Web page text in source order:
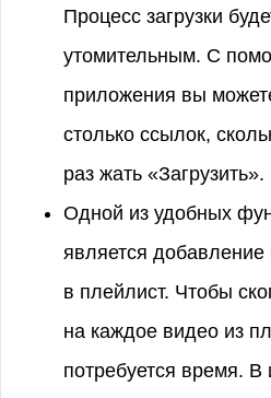
Процесс загрузки
утомительным. С
приложения вы
столько ссылок,
раз жать «Загрузить».
Одной из удобных
является добавление
в плейлист. Чтобы
на каждое видео из
потребуется время.